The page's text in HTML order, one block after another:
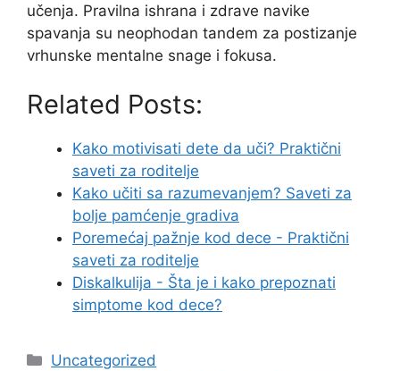
učenja. Pravilna ishrana i zdrave navike
spavanja su neophodan tandem za postizanje
vrhunske mentalne snage i fokusa.
Related Posts:
Kako motivisati dete da uči? Praktični
saveti za roditelje
Kako učiti sa razumevanjem? Saveti za
bolje pamćenje gradiva
Poremećaj pažnje kod dece - Praktični
saveti za roditelje
Diskalkulija - Šta je i kako prepoznati
simptome kod dece?
Categories
Uncategorized